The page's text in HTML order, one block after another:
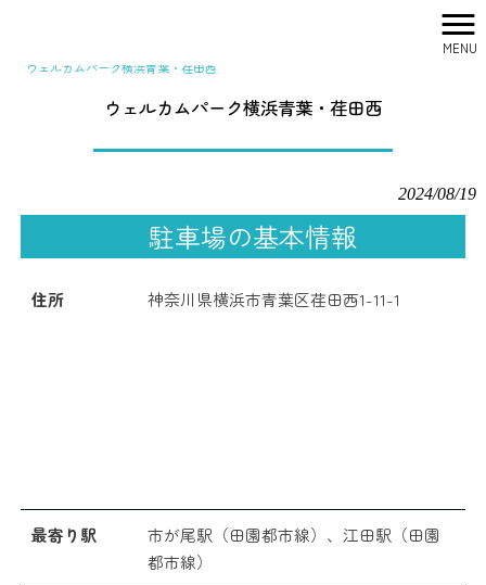
MENU
ウェルカムパーク横浜青葉・荏田西
ウェルカムパーク横浜青葉・荏田西
2024/08/19
駐車場の基本情報
住所 神奈川県横浜市青葉区荏田西1-11-1
最寄り駅
市が尾駅（田園都市線）、江田駅（田園
都市線）